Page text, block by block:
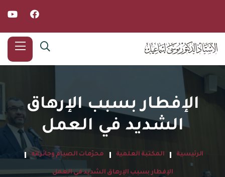
الإفطار بسبب الإرهاق
الشديد في العمل
الرئيسية المكتبة العلمية محرّمات الصيام وجائزاته
الإفطار بسبب الإرهاق الشديد في العمل